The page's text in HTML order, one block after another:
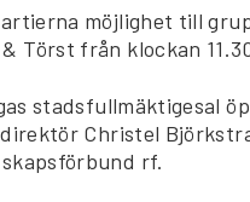
möjlighet till
Törst från klockan
stadsfullmäktigesal
Christel
rf.